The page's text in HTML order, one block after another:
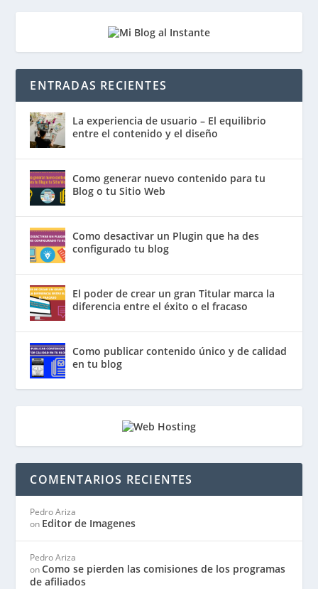
ENTRADAS RECIENTES
La experiencia de usuario – El equilibrio
entre el contenido y el diseño
Como generar nuevo contenido para tu
Blog o tu Sitio Web
Como desactivar un Plugin que ha des
configurado tu blog
El poder de crear un gran Titular marca la
diferencia entre el éxito o el fracaso
Como publicar contenido único y de calidad
en tu blog
COMENTARIOS RECIENTES
Pedro Ariza
on Editor de Imagenes
Pedro Ariza
onComo se pierden las comisiones de los programas
de afiliados